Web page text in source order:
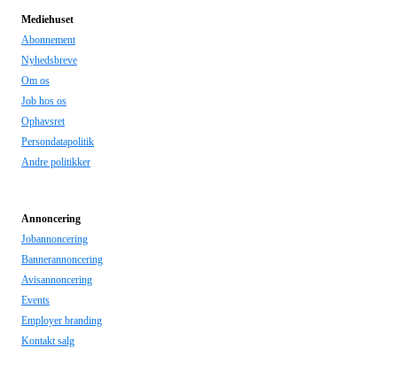
Mediehuset
Abonnement
Nyhedsbreve
Om os
Job hos os
Ophavsret
Persondatapolitik
Andre politikker
Annoncering
Jobannoncering
Bannerannoncering
Avisannoncering
Events
Employer branding
Kontakt salg